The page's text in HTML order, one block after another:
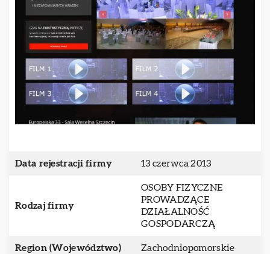
Data rejestracji firmy 13 czerwca 2013
Rodzaj firmy
OSOBY FIZYCZNE
PROWADZĄCE
DZIAŁALNOŚĆ
GOSPODARCZĄ
Region (Województwo) Zachodniopomorskie